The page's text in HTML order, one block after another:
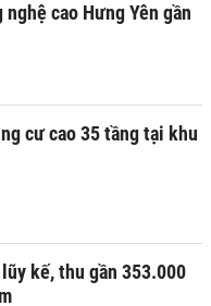
cao Hưng Yên gần
cư cao 35 tầng tại khu
kế, thu gần 353.000